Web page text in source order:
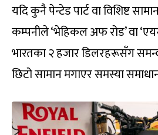
यदि कुनै पेन्टेड पार्ट वा विशिष्ट
कम्पनीले ‘भेहिकल अफ रोड’ वा
भारतका २ हजार डिलरहरूसँग
छिटो सामान मगाएर समस्या